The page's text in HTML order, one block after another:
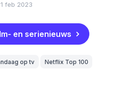
feb 2023
en serienieuws
op tv Netflix Top 100